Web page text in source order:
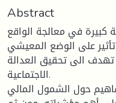
Abstract
كبيرة في معالجة الواقع
تأثير على الوضع المعيشي
تهدف الى تحقيق العدالة
الاجتماعية.
حول الشمول المالي